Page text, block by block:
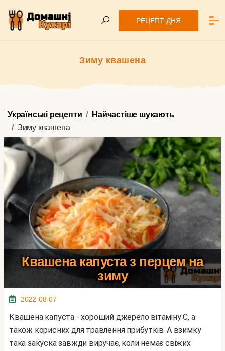
РЕЦЕПТ ДНЯ
Зиму квашена
Українські рецепти
Найчастіше шукають
Зиму квашена
Квашена капуста з перцем на
зиму
2022-08-07
Квашена капуста - хороший джерело вітаміну С, а
також корисних для травлення прибутків. А взимку
така закуска завжди виручає, коли немає свіжих